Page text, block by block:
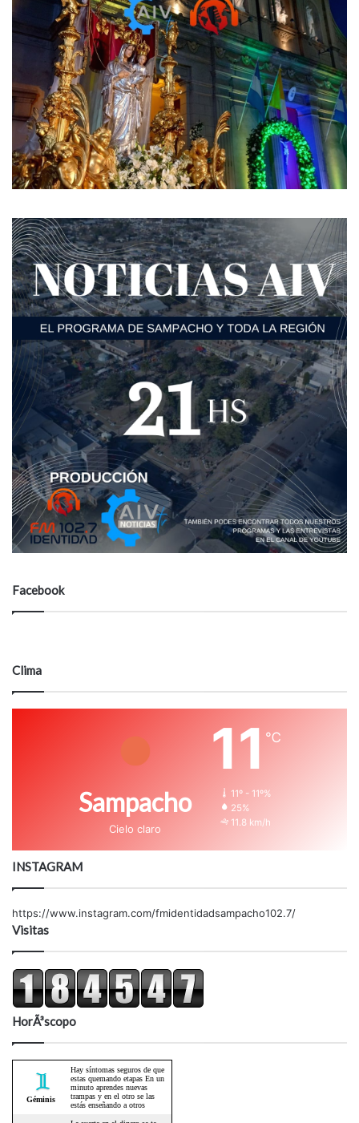
Facebook
Clima
Sampacho
Cielo claro
11 ℃
11º - 11º%
25%
11.8 km/h
INSTAGRAM
https://www.instagram.com/fmidentidadsampacho102.7/
Visitas
HorÃ³scopo